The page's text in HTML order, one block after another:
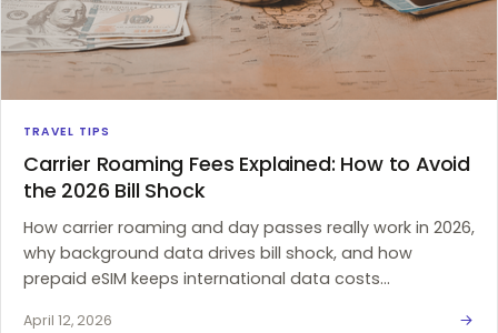
TRAVEL TIPS
Carrier Roaming Fees Explained: How to Avoid
the 2026 Bill Shock
How carrier roaming and day passes really work in 2026,
why background data drives bill shock, and how
prepaid eSIM keeps international data costs
April 12, 2026